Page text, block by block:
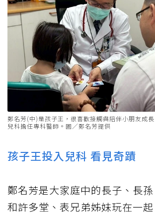
鄭名芳(中)是孩子王，很喜歡接觸與陪伴小朋友成
兒科擔任專科醫師。圖／鄭名芳提供
孩子王投入兒科 看見奇蹟
鄭名芳是大家庭中的長子、長
和許多堂、表兄弟姊妹玩在一